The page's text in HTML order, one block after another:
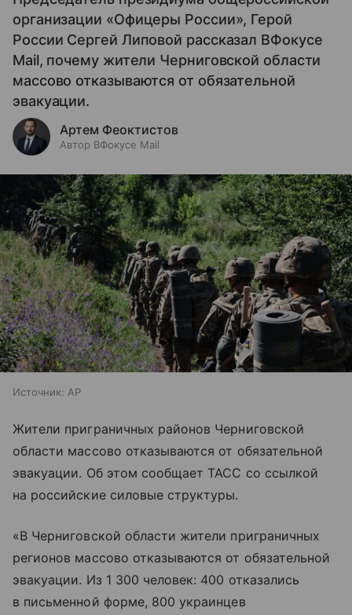
организации «Офицеры России», Герой
России Сергей Липовой рассказал ВФокусе
Mail, почему жители Черниговской области
массово отказываются от обязательной
эвакуации.
Артем Феоктистов
Автор ВФокусе Mail
Источник: AP
Жители приграничных районов Черниговской
области массово отказываются от обязательной
эвакуации. Об этом сообщает ТАСС со ссылкой
на российские силовые структуры.
«В Черниговской области жители приграничных
регионов массово отказываются от обязательной
эвакуации. Из 1 300 человек: 400 отказались
в письменной форме, 800 украинцев